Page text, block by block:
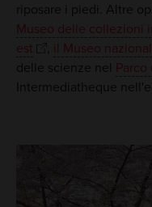
riposare i piedi. Altre
Museo delle collezioni
est
il Museo
delle scienze nel
Intermediatheque